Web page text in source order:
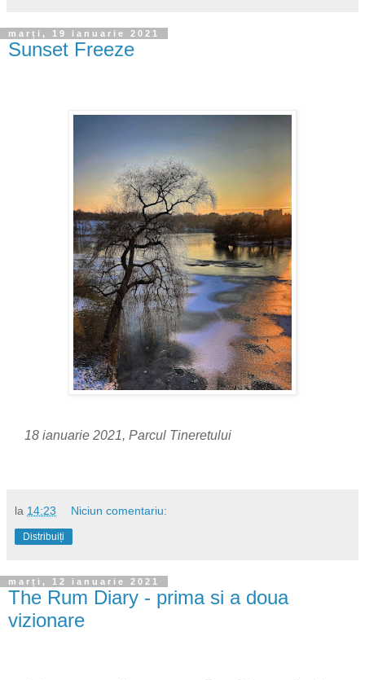
marți, 19 ianuarie 2021
Sunset Freeze
18 ianuarie 2021, Parcul Tineretului
la 14:23 Niciun comentariu:
Distribuiți
marți, 12 ianuarie 2021
The Rum Diary - prima si a doua
vizionare